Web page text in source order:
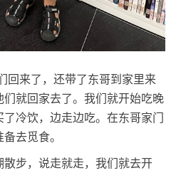
回来了，还带了东哥到家里来
就回家去了。我们就开始吃晚
冷饮，边走边吃。在东哥家门
去觅食。
步，说走就走，我们就去开